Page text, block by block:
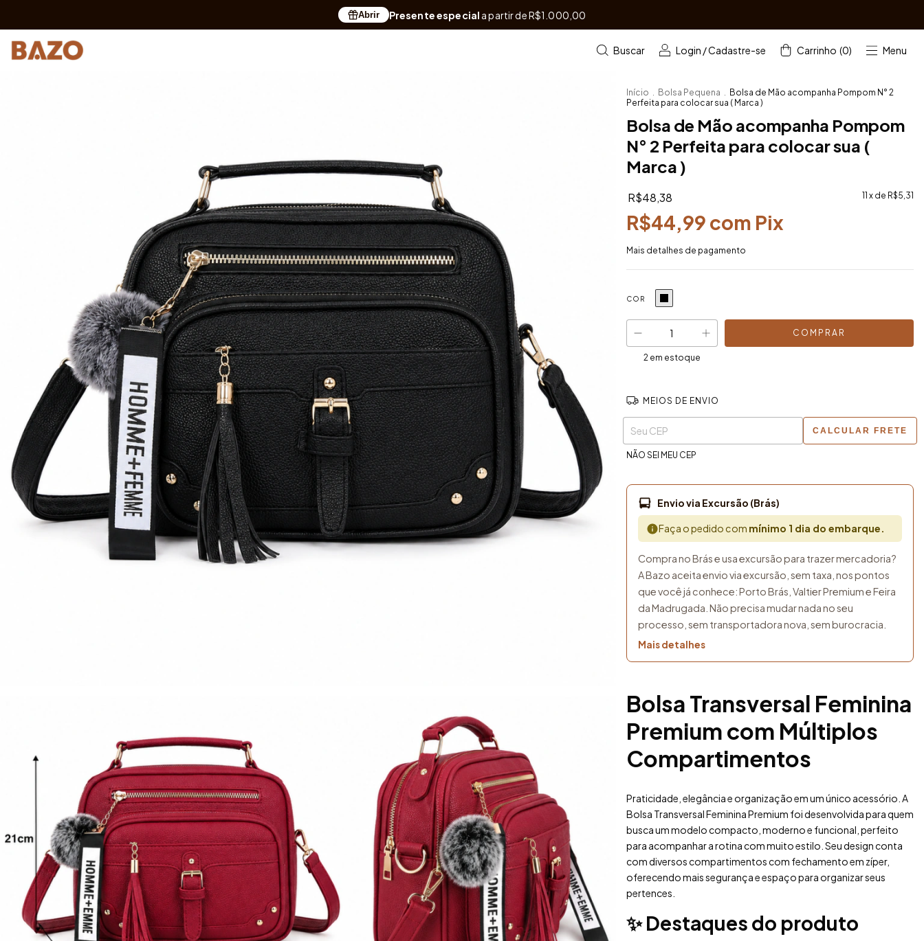
Abrir Presente especial a partir de R$1.000,00
Menu
Buscar Login /Cadastre-se Carrinho (0)
Início . Bolsa Pequena . Bolsa de Mão acompanha Pompom N° 2
Perfeita para colocar sua ( Marca )
Bolsa de Mão acompanha Pompom
N° 2 Perfeita para colocar sua (
Marca )
R$48,38 11 x de R$5,31
R$44,99 com Pix
Mais detalhes de pagamento
COR
2em estoque
MEIOS DE ENVIO
Entregas para o CEP:
ALTERAR CEP
CALCULAR FRETE
NÃO SEI MEU CEP
Envio via Excursão (Brás)
Faça o pedido com mínimo 1 dia do embarque.
Compra no Brás e usa excursão para trazer mercadoria?
A Bazo aceita envio via excursão, sem taxa, nos pontos
que você já conhece: Porto Brás, Valtier Premium e Feira
da Madrugada. Não precisa mudar nada no seu
processo, sem transportadora nova, sem burocracia.
Mais detalhes
Bolsa Transversal Feminina
Premium com Múltiplos
Compartimentos
Praticidade, elegância e organização em um único acessório. A
Bolsa Transversal Feminina Premium foi desenvolvida para quem
busca um modelo compacto, moderno e funcional, perfeito
para acompanhar a rotina com muito estilo. Seu design conta
com diversos compartimentos com fechamento em zíper,
oferecendo mais segurança e espaço para organizar seus
pertences.
✨ Destaques do produto